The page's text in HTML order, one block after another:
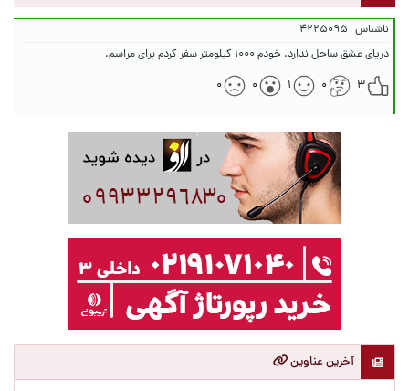
ناشناس ۴۲۲۵۰۹۵
دریای عشق ساحل ندارد. خودم ۱۰۰۰ کیلومتر سفر کردم برای مراسم.
۳
۰ ۱ ۰ ۰
آخرین عناوین